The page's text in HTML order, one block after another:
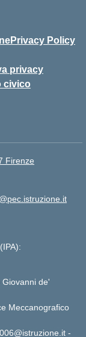
Privacy Policy
privacy
civico
Firenze
de'
Meccanografico
-